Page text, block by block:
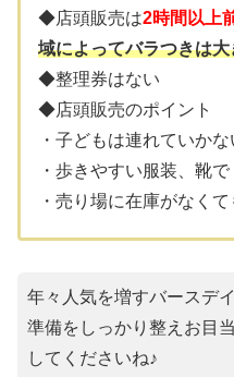
◆店頭販売は2時間以上
域によってバラつきは大
◆整理券はない
◆店頭販売のポイント
・子どもは連れていかな
・歩きやすい服装、靴で
・売り場に在庫がなく
年々人気を増すバースデ
準備をしっかり整えお目
してくださいね♪